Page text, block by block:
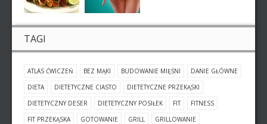
TAGI
ATLAS ĆWICZEŃ BEZ MĄKI BUDOWANIE MIĘŚNI
DANIE GŁÓWNE
DIETA
DIETETYCZNE CIASTO
DIETETYCZNE PRZEKĄSKI
DIETETYCZNY DESER
DIETETYCZNY POSIŁEK FIT
FITNESS
FIT PRZEKĄSKA
GOTOWANIE GRILL
GRILLOWANIE